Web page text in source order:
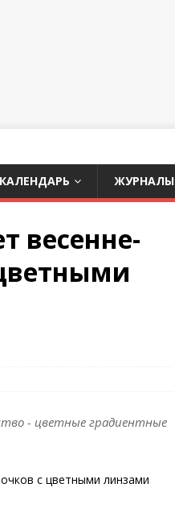
КАЛЕНДАРЬ ЖУРНАЛЫ
весенне-
- цветные градиентные
с цветными линзами